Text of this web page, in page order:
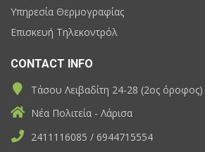
Υπηρεσία Θερμογραφίας
Επισκευή Τηλεκοντρόλ
CONTACT INFO
Τάσου Λειβαδίτη 24-28 (2ος όροφος)
Νέα Πολιτεία - Λάρισα
2411116085 / 6944715554